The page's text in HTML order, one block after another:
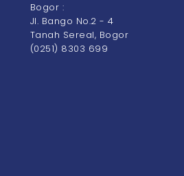
Bogor :
Jl. Bango No.2 - 4
Tanah Sereal, Bogor
(0251) 8303 699